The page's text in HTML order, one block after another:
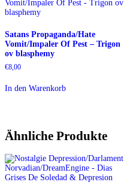
Satans Propaganda/Hate
Vomit/Impaler Of Pest – Trigon
ov blasphemy
€8,00
In den Warenkorb
Ähnliche Produkte